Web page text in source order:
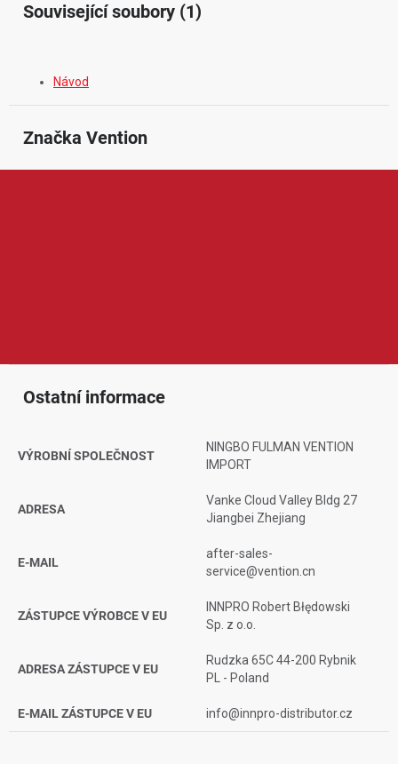
Související soubory (1)
Návod
Značka Vention
Ostatní informace
VÝROBNÍ SPOLEČNOST
NINGBO FULMAN VENTION
IMPORT
ADRESA
Vanke Cloud Valley Bldg 27
Jiangbei Zhejiang
E-MAIL
after-sales-
service@vention.cn
ZÁSTUPCE VÝROBCE V EU
INNPRO Robert Błędowski
Sp. z o.o.
ADRESA ZÁSTUPCE V EU
Rudzka 65C 44-200 Rybnik
PL - Poland
E-MAIL ZÁSTUPCE V EU info@innpro-distributor.cz